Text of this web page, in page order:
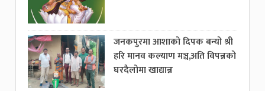
जनकपुरमा आशाको दिपक बन्यो श्री
हरि मानव कल्याण मञ्च,अति विपन्नको
घरदैलोमा खाद्यान्न